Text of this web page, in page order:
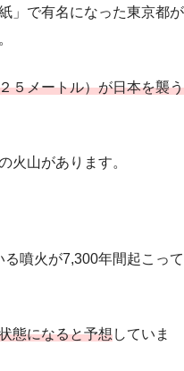
」で有名になった東京都が
５メートル）が日本を襲う
火山があります。
噴火が7,300年間起こって
態になると予想していま